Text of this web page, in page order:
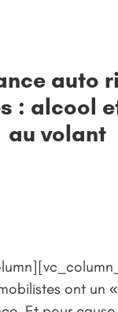
auto
: alcool
au volant
ont un